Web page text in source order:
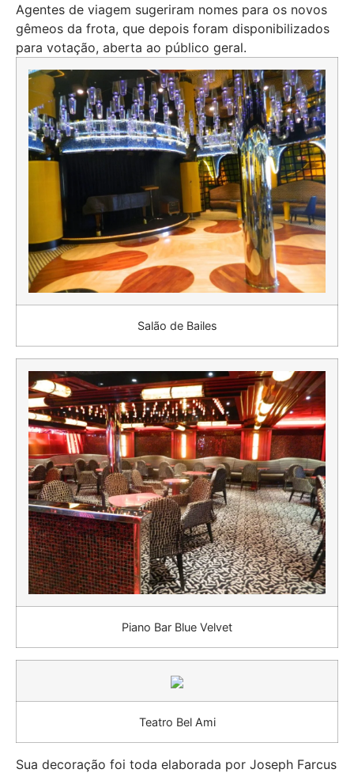
Agentes de viagem sugeriram nomes para os novos
gêmeos da frota, que depois foram disponibilizados
para votação, aberta ao público geral.
Salão de Bailes
Piano Bar Blue Velvet
Teatro Bel Ami
Sua decoração foi toda elaborada por Joseph Farcus